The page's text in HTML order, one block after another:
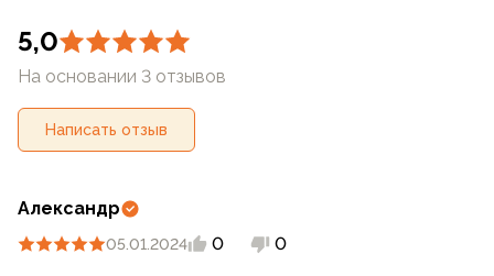
5,0
На основании 3 отзывов
Написать отзыв
Александр
05.01.2024 0 0